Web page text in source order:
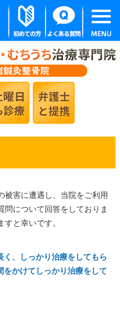
被害に遭遇し、当院をご利用
問について回答をしておりま
と幸いです。
く、しっかり治療をしてもら
をかけてしっかり治療をして